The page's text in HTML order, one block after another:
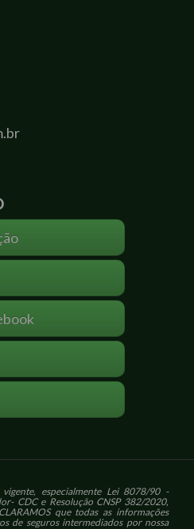
especialmente Lei 8078/90 -
CDC e Resolução CNSP 382/2020,
que todas as informações
de seguros intermediados por nossa